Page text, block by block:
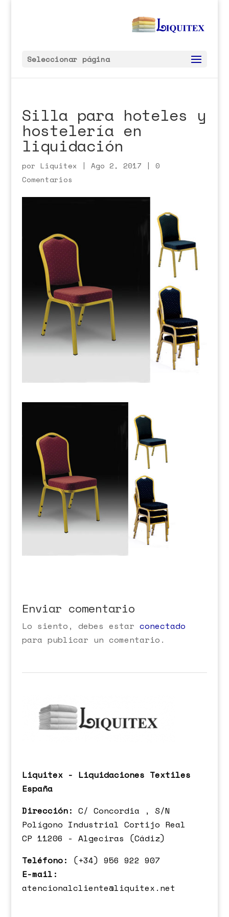
Seleccionar página
Silla para hoteles y
hostelería en
liquidación
por Liquitex | Ago 2, 2017 | 0
Comentarios
Enviar comentario
Lo siento, debes estar conectado
para publicar un comentario.
Liquitex - Liquidaciones Textiles
España
Dirección: C/ Concordia , S/N
Polígono Industrial Cortijo Real
CP 11206 - Algeciras (Cádiz)
Teléfono:
(+34) 956 922 907
E-mail:
atencionalcliente@liquitex.net